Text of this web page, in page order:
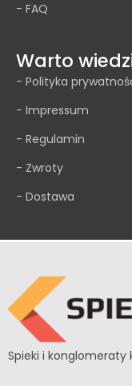
- FAQ
Warto
- Polityka
- Impressum
- Regulamin
- Zwroty
- Dostawa
Spieki i